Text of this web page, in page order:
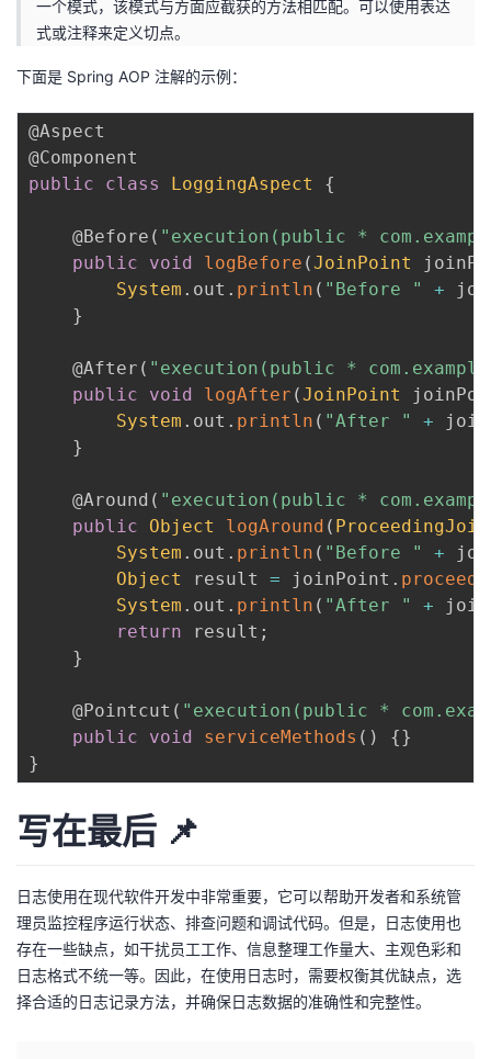
一个模式，该模式与方面应截获的方法相匹配。可以使用表达
式或注释来定义切点。
下面是 Spring AOP 注解的示例：
@Aspect
@Component
public
class LoggingAspect {
@Before ( "execution(public *
public
void logBefore (JoinPoint
System . out . println ( "Before " +
}
@After ( "execution(public *
public
void logAfter (JoinPoint
System . out . println ( "After " +
}
@Around ( "execution(public *
public
Object logAround (
System . out . println ( "Before " +
Object
result = joinPoint . proceed
System . out . println ( "After " +
return result ;
}
@Pointcut ( "execution(public *
public
void serviceMethods ( ) {}
}
写在最后 📌
日志使用在现代软件开发中非常重要，它可以帮助开发者和系统管
理员监控程序运行状态、排查问题和调试代码。但是，日志使用也
存在一些缺点，如干扰员工工作、信息整理工作量大、主观色彩和
日志格式不统一等。因此，在使用日志时，需要权衡其优缺点，选
择合适的日志记录方法，并确保日志数据的准确性和完整性。